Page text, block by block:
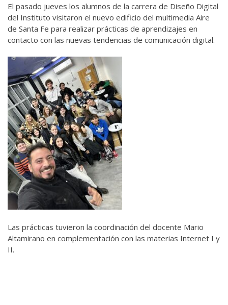
El pasado jueves los alumnos de la carrera de Diseño Digital
del Instituto visitaron el nuevo edificio del multimedia Aire
de Santa Fe para realizar prácticas de aprendizajes en
contacto con las nuevas tendencias de comunicación digital.
Las prácticas tuvieron la coordinación del docente Mario
Altamirano en complementación con las materias Internet I y
II.